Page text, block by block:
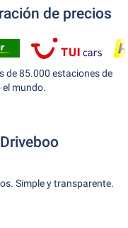
de precios
de 85.000 estaciones de
mundo.
Simple y transparente.